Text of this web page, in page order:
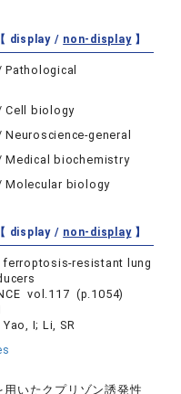
【 display / non-display】
Cell biology
general
Medical biochemistry
Molecular biology
【 display / non-display】
resistant lung
vol.117 (p.1054)
I; Li, SR
いたクプリゾン誘発性